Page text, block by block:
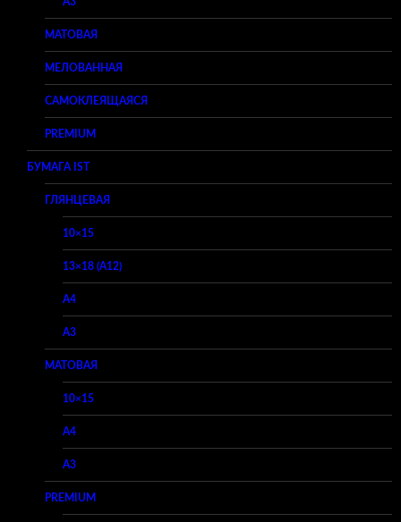
МАТОВАЯ
МЕЛОВАННАЯ
САМОКЛЕЯЩАЯСЯ
PREMIUM
БУМАГА IST
ГЛЯНЦЕВАЯ
10×15
13×18 (A12)
A4
A3
МАТОВАЯ
10×15
A4
A3
PREMIUM